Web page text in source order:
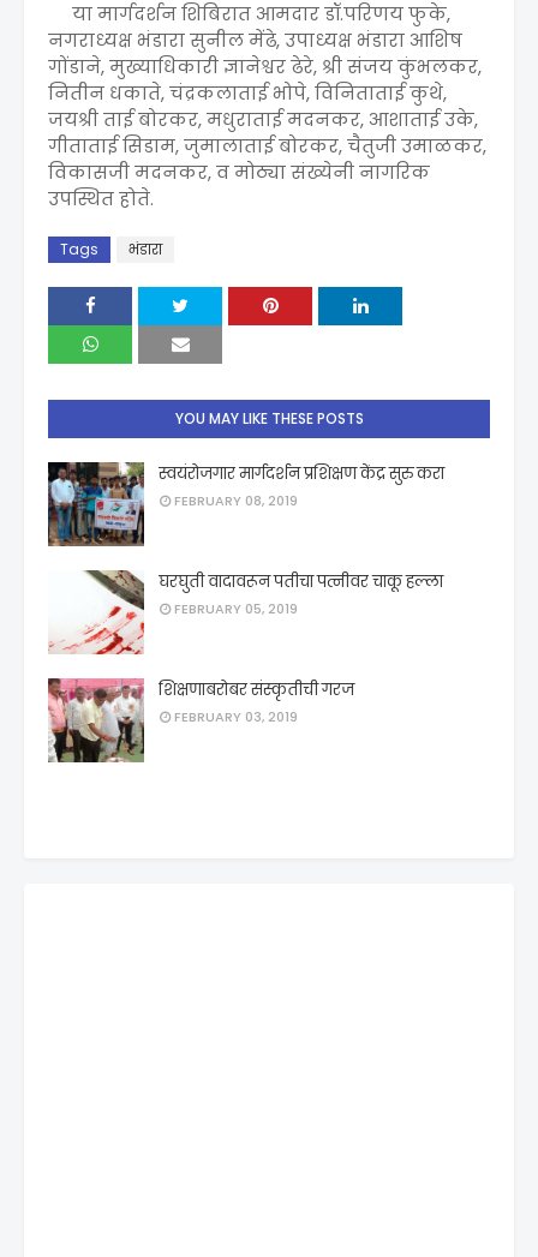
या मार्गदर्शन शिबिरात आमदार डॉ.परिणय फुके,
नगराध्यक्ष भंडारा सुनील मेंढे, उपाध्यक्ष भंडारा आशिष
गोंडाने, मुख्याधिकारी ज्ञानेश्वर ढेरे, श्री संजय कुंभलकर,
नितीन धकाते, चंद्रकलाताई भोपे, विनिताताई कुथे,
जयश्री ताई बोरकर, मधुराताई मदनकर, आशाताई उके,
गीताताई सिडाम, जुमालाताई बोरकर, चैतुजी उमाळकर,
विकासजी मदनकर, व मोठ्या संख्येनी नागरिक
उपस्थित होते.
Tags भंडारा
YOU MAY LIKE THESE POSTS
स्वयंरोजगार मार्गदर्शन प्रशिक्षण केंद्र सुरु करा
FEBRUARY 08, 2019
घरघुती वादावरून पतीचा पत्नीवर चाकू हल्ला
FEBRUARY 05, 2019
शिक्षणाबरोबर संस्कृतीची गरज
FEBRUARY 03, 2019